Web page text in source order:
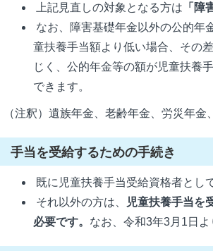
上記見直しの対象となる方は 「障
なお、障害基礎年金以外の公的年
童扶養手当額より低い場合、その
じく、公的年金等の額が児童扶養
できます。
（注釈）遺族年金、老齢年金、労災年金
手当を受給するための手続き
既に児童扶養手当受給資格者とし
それ以外の方は、
児童扶養手当を
必要です。 なお、令和3年3月1日